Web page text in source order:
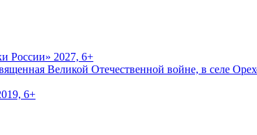
России» 2027, 6+
Великой Отечественной войне, в селе
6+